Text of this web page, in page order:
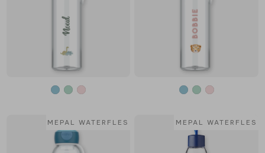
MEPAL WATERFLES MEPAL WATERFLES